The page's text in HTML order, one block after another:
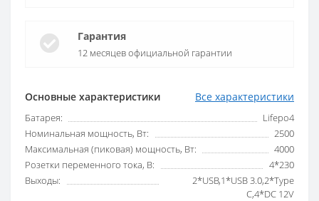
Основные характеристики Все характеристики
Батарея:
Lifepo4
Номинальная мощность, Вт:
2500
Максимальная (пиковая) мощность, Вт:
4000
Розетки переменного тока, В:
4*230
Выходы:
2*USB,1*USB 3.0,2*Type
C,4*DC 12V
Гарантия
12 месяцев официальной гарантии